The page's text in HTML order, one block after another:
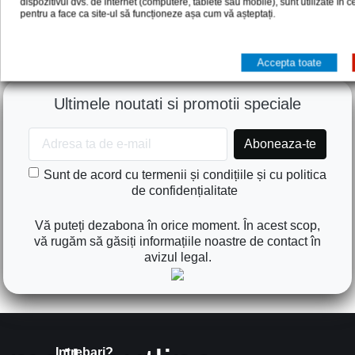
Ultimele noutati si promotii speciale
Sunt de acord cu termenii și condițiile și cu politica
de confidențialitate
Vă puteți dezabona în orice moment. În acest scop,
vă rugăm să găsiți informațiile noastre de contact în
avizul legal.
pentru a face ca site-ul să funcționeze așa cum vă așteptați.
Accepta toate